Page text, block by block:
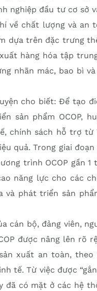
nghiệp đầu tư cơ sở
về chất lượng và an
dựa trên đặc trưng
hàng hóa tập
nhãn mác, bao bì
cho biết: Để tạo
sản phẩm OCOP,
chính sách hỗ trợ từ
quả. Trong giai đoạn
trình OCOP gần 1
năng lực cho các
phát triển sản
cán bộ, đảng viên,
được nâng lên rõ
xuất an toàn, theo
tế. Từ việc được “gắn
đã có mặt ở các hệ